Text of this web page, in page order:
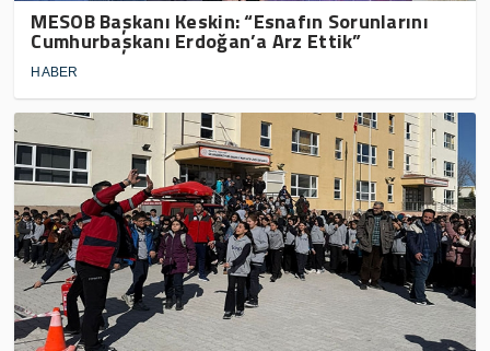
MESOB Başkanı Keskin: “Esnafın Sorunlarını
Cumhurbaşkanı Erdoğan’a Arz Ettik”
HABER